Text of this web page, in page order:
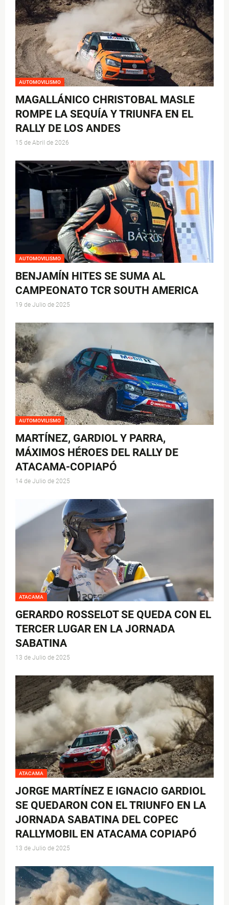
AUTOMOVILISMO
MAGALLÁNICO CHRISTOBAL MASLE
ROMPE LA SEQUÍA Y TRIUNFA EN EL
RALLY DE LOS ANDES
15 de Abril de 2026
AUTOMOVILISMO
BENJAMÍN HITES SE SUMA AL
CAMPEONATO TCR SOUTH AMERICA
19 de Julio de 2025
AUTOMOVILISMO
MARTÍNEZ, GARDIOL Y PARRA,
MÁXIMOS HÉROES DEL RALLY DE
ATACAMA-COPIAPÓ
14 de Julio de 2025
ATACAMA
GERARDO ROSSELOT SE QUEDA CON EL
TERCER LUGAR EN LA JORNADA
SABATINA
13 de Julio de 2025
ATACAMA
JORGE MARTÍNEZ E IGNACIO GARDIOL
SE QUEDARON CON EL TRIUNFO EN LA
JORNADA SABATINA DEL COPEC
RALLYMOBIL EN ATACAMA COPIAPÓ
13 de Julio de 2025